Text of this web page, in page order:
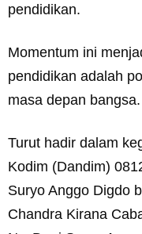
pendidikan.
Momentum ini
pendidikan adalah
masa depan bangsa.
Turut hadir dalam
Kodim (Dandim)
Suryo Anggo Digdo
Chandra Kirana